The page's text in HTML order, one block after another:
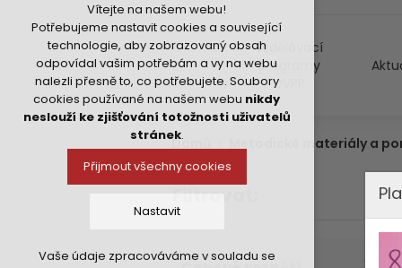
Vítejte na našem webu!
Potřebujeme nastavit cookies a související
technologie, aby zobrazovaný obsah
odpovídal vašim potřebám a vy na webu
nalezli přesně to, co potřebujete. Soubory
cookies používané na našem webu nikdy
neslouží ke zjišťování totožnosti uživatelů
stránek.
Přijmout všechny cookies
Nastavit
Vaše údaje zpracováváme v souladu se
Vzdělávací
programy
DVPP
Domů Metodické materiály a
Filtrovat: